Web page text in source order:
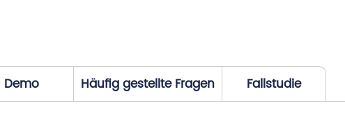
Demo Häufig gestellte Fragen Fallstudie